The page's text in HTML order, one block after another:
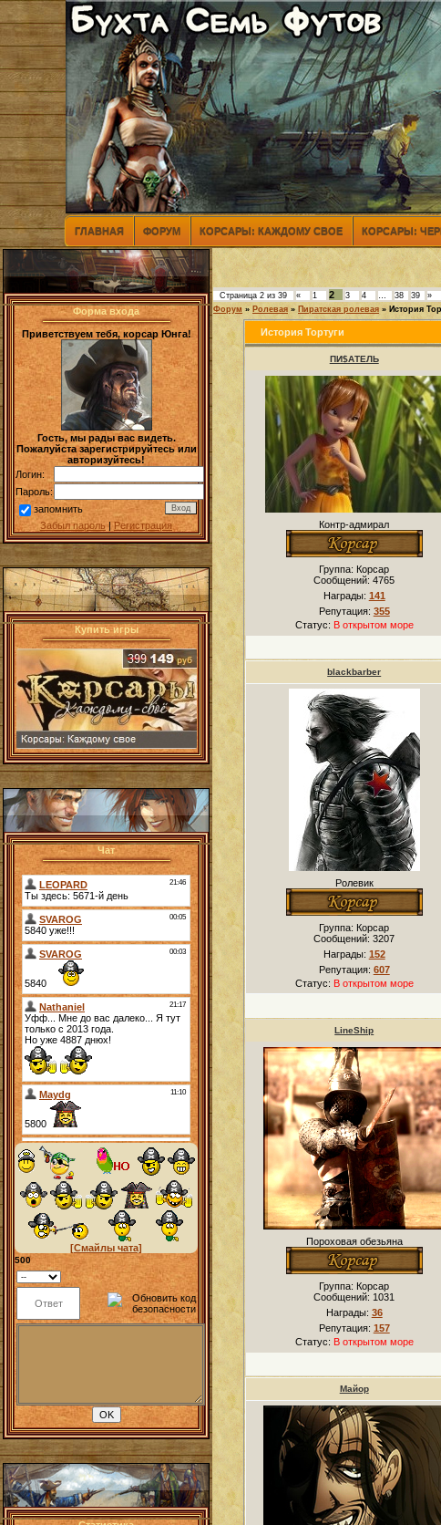
ГЛАВНАЯ ФОРУМ КОРСАРЫ: КАЖДОМУ СВОЕ КОРСАРЫ:
Форма входа
Приветствуем тебя, корсар Юнга!
Гость, мы рады вас видеть.
Пожалуйста зарегистрируйтесь или
авторизуйтесь!
Логин:
Пароль:
запомнить
Забыл пароль|Регистрация
Купить игры
Чат
[Смайлы чата]
500
Страница 2 из 39 « 1 2 3 4 … 38 39 »
Форум » Ролевая » Пиратская ролевая » История
История Тортуги
ПИ$АТЕЛЬ
Контр-адмирал
Группа: Корсар
Сообщений:4765
Награды: 141
Репутация: 355
Статус: В открытом море
blackbarber
Ролевик
Группа: Корсар
Сообщений:3207
Награды: 152
Репутация: 607
Статус: В открытом море
LineShip
Пороховая обезьяна
Группа: Корсар
Сообщений: 1031
Награды: 36
Репутация: 157
Статус: В открытом море
Майор